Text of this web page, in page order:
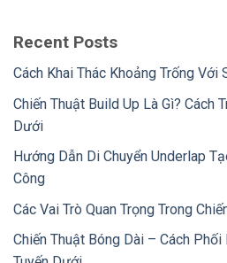
Recent Posts
Cách Khai Thác Khoảng Trống
Chiến Thuật Build Up Là Gì? Cách
Dưới
Hướng Dẫn Di Chuyển Underlap
Công
Các Vai Trò Quan Trọng Trong
Chiến Thuật Bóng Dài – Cách